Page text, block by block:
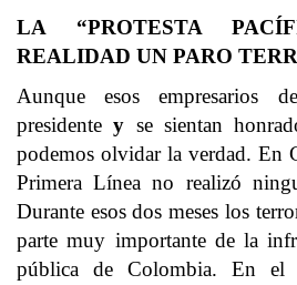
LA “PROTESTA
REALIDAD UN PARO
Aunque esos empresarios
presidente y se sientan
podemos olvidar la verdad. En
Primera Línea no realizó
Durante esos dos meses los
parte muy importante de la
pública de Colombia. En